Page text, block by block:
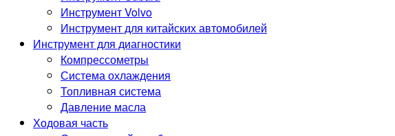
Инструмент Volvo
Инструмент для китайских автомобилей
Инструмент для диагностики
Компрессометры
Система охлаждения
Топливная система
Давление масла
Ходовая часть